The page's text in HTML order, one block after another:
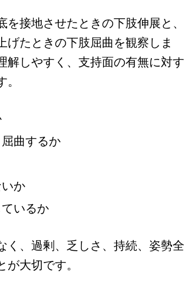
接地させたときの下肢伸展と、
たときの下肢屈曲を観察しま
解しやすく、支持面の有無に対す
曲するか
か
いるか
く、過剰、乏しさ、持続、姿勢全
大切です。